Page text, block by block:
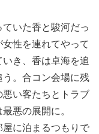
いた香と駿河だっ
性を連れてやって
き、香は卓海を追
。合コン会場に残
い客たちとトラブ
悪の展開に。
に泊まるつもりで